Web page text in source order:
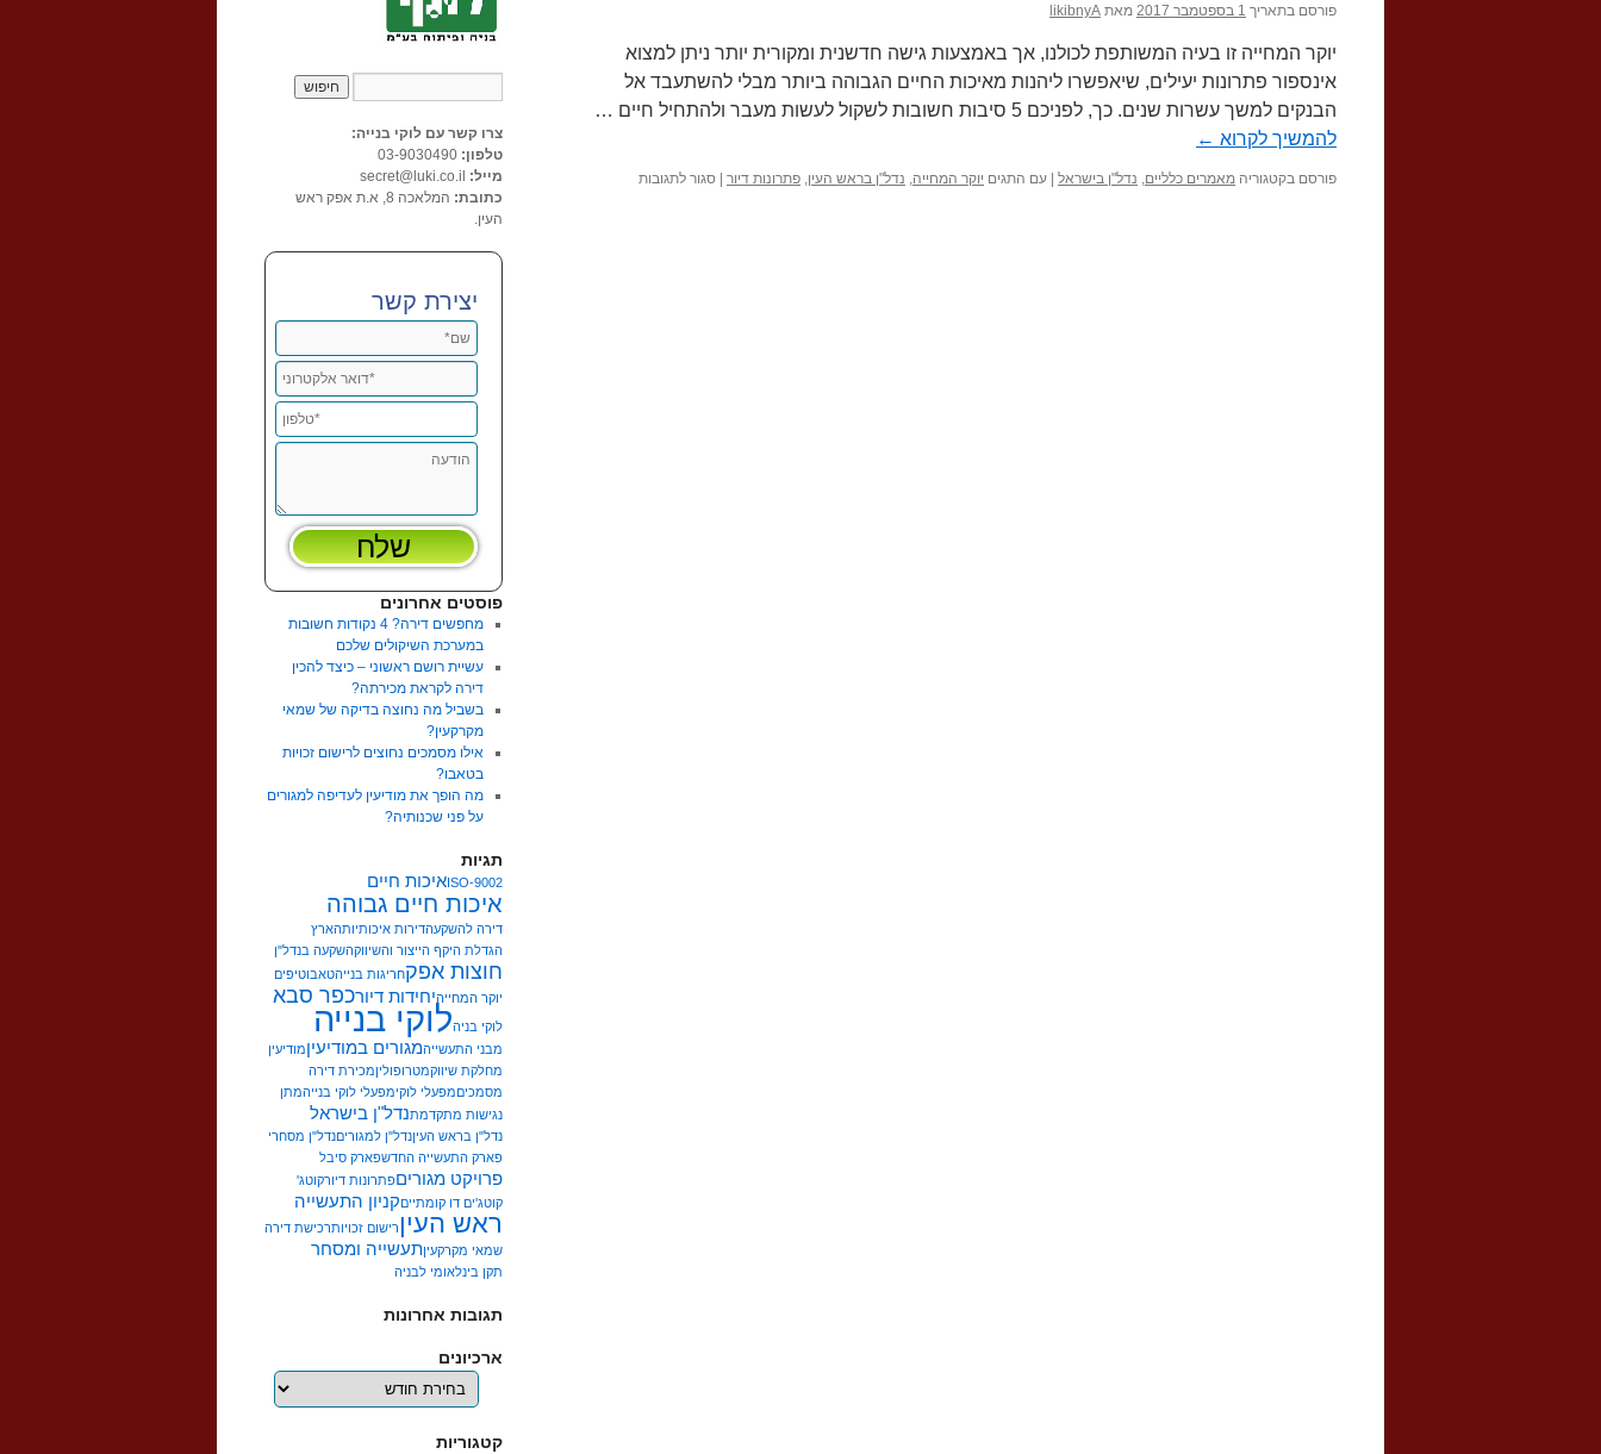
פורסם בתאריך 1 בספטמבר 2017 מאת likibnyA
יוקר המחייה זו בעיה המשותפת לכולנו, אך באמצעות גישה חדשנית ומקורית יותר ניתן למצוא
אינספור פתרונות יעילים, שיאפשרו ליהנות מאיכות החיים הגבוהה ביותר מבלי להשתעבד אל
הבנקים למשך עשרות שנים. כך, לפניכם 5 סיבות חשובות לשקול לעשות מעבר ולהתחיל חיים …
להמשיך לקרוא ←
פורסם בקטגוריה מאמרים כלליים, נדל"ן בישראל עם התגים יוקר המחייה, נדל"ן בראש העין, פתרונות דיור סגור לתגובותעל
צרו קשר עם לוקי בנייה:
טלפון:
מייל:
כתובת:
המלאכה 8, א.ת אפק ראש
העין.
יצירת קשר
פוסטים אחרונים
מחפשים דירה? 4 נקודות חשובות
במערכת השיקולים שלכם
עשיית רושם ראשוני – כיצד להכין
דירה לקראת מכירתה?
בשביל מה נחוצה בדיקה של שמאי
מקרקעין?
אילו מסמכים נחוצים לרישום זכויות
בטאבו?
מה הופך את מודיעין לעדיפה למגורים
על פני שכנותיה?
תגיות
ISO-9002איכות חיים
איכות חיים גבוהה
דירה להשקעהדירות איכותיותהארץ
הגדלת היקף הייצור והשיווקהשקעה בנדל"ן
חוצות אפקחריגות בנייהטאבוטיפים
יוקר המחייהיחידות דיורכפר סבא
לוקי בניהלוקי בנייה
מבני התעשייהמגורים במודיעיןמודיעין
מחלקת שיווקמטרופוליןמכירת דירה
מסמכיםמפעלי לוקימפעלי לוקי בנייהמתן
נגישות מתקדמתנדל"ן בישראל
נדל"ן בראש העיןנדל"ן למגוריםנדל"ן מסחרי
פארק התעשייה החדשפארק סיבל
פרויקט מגוריםפתרונות דיורקוטג'
קוטג'ים דו קומתייםקניון התעשייה
ראש העיןרישום זכויותרכישת דירה
שמאי מקרקעיןתעשייה ומסחר
תקן בינלאומי לבניה
תגובות אחרונות
ארכיונים
ארכיונים
קטגוריות